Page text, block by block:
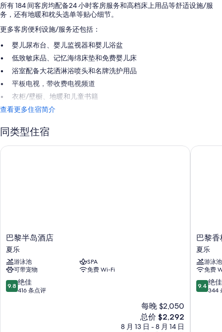
所有 184 间客房均配备24 小时客房服务和高档床上用品等舒适设施/服
务，还有地暖和枕头选单等贴心细节。
更多客房便利设施/服务还包括：
婴儿尿布台、婴儿监视器和婴儿浴盆
低致敏床品、记忆海绵床垫和免费婴儿床
浴室配备大花洒淋浴喷头和名牌洗护用品
平板电视，带收费电视频道
衣柜/壁橱、地暖和儿童书籍
查看更多住宿简介
同类型住宿
巴
黎
半
岛
酒
店
夏
巴黎半岛酒店
夏乐
游泳池
SPA
可带宠物
免费 Wi-Fi
9.8
分，
9.8 绝佳
416 条点评
每晚 $2,050
新
价
总价 $2,292
8 月 13 日 - 8 月 14 日
巴黎半岛酒店
巴
黎
香
格
里
拉
夏
巴黎
夏乐
游泳池
免费
9.4
分，
9.4 绝佳
344
巴黎香